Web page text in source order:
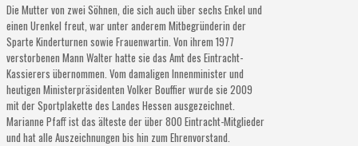
Die Mutter von zwei Söhnen, die sich auch über sechs Enkel und
einen Urenkel freut, war unter anderem Mitbegründerin der
Sparte Kinderturnen sowie Frauenwartin. Von ihrem 1977
verstorbenen Mann Walter hatte sie das Amt des Eintracht-
Kassierers übernommen. Vom damaligen Innenminister und
heutigen Ministerpräsidenten Volker Bouffier wurde sie 2009
mit der Sportplakette des Landes Hessen ausgezeichnet.
Marianne Pfaff ist das älteste der über 800 Eintracht-Mitglieder
und hat alle Auszeichnungen bis hin zum Ehrenvorstand.